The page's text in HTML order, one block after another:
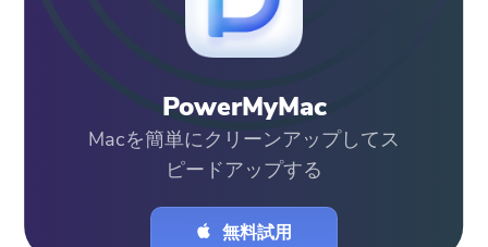
PowerMyMac
Macを簡単にクリーンアップしてス
ピードアップする
無料試用